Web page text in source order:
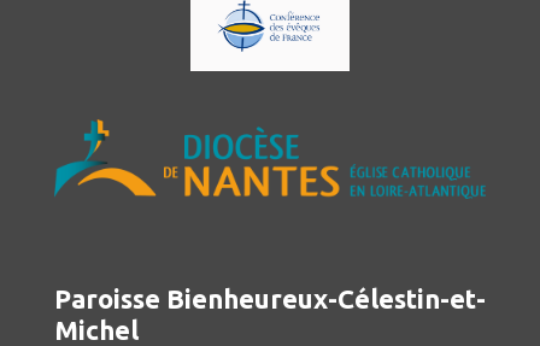
Paroisse Bienheureux-Célestin-et-
Michel